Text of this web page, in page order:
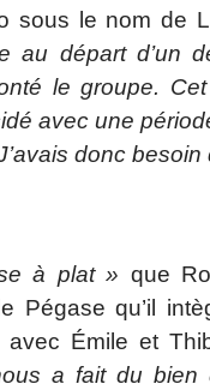
sous le nom de
au départ d’un
le groupe.
avec une
donc besoin
à plat » que
Pégase qu’il
avec Émile et
a fait du bien